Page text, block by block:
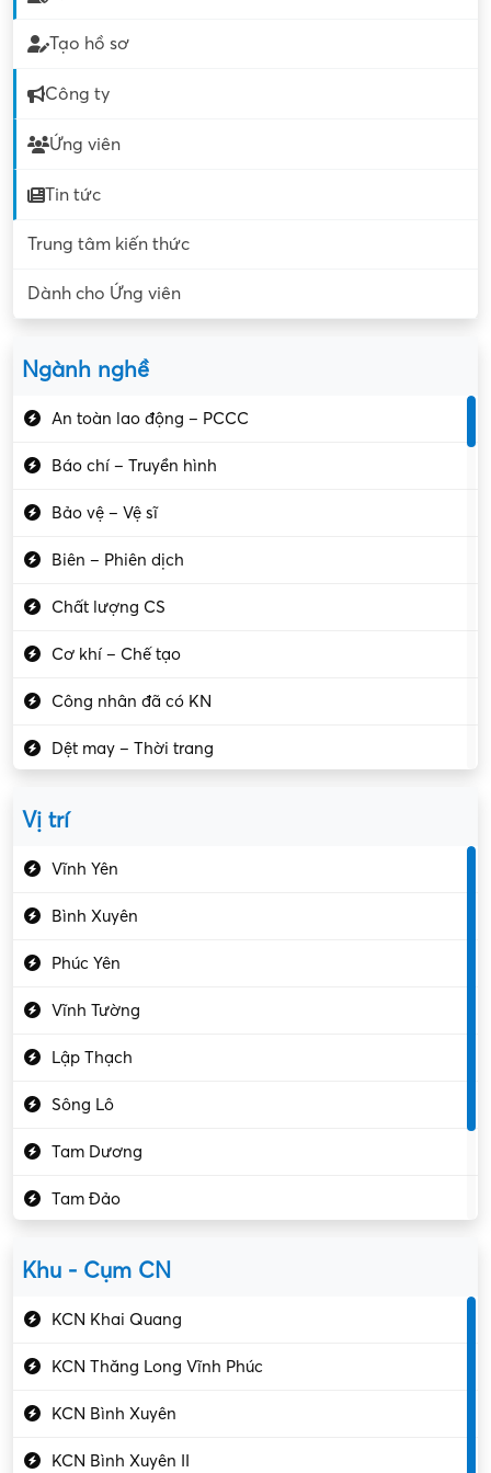
Tạo hồ sơ
Công ty
Ứng viên
Tin tức
Trung tâm kiến thức
Dành cho Ứng viên
Ngành nghề
An toàn lao động – PCCC
Báo chí – Truyền hình
Bảo vệ – Vệ sĩ
Biên – Phiên dịch
Chất lượng CS
Cơ khí – Chế tạo
Công nhân đã có KN
Dệt may – Thời trang
Kiểm soát chất lượng
Kỹ sư cơ khí
Kỹ sư điện
Kỹ thuật cao
Kỹ thuật mạng – IT
Làm bán thời gian
Vị trí
Vĩnh Yên
Bình Xuyên
Phúc Yên
Vĩnh Tường
Lập Thạch
Sông Lô
Tam Dương
Tam Đảo
Khu - Cụm CN
KCN Khai Quang
KCN Thăng Long Vĩnh Phúc
KCN Bình Xuyên
KCN Bình Xuyên II